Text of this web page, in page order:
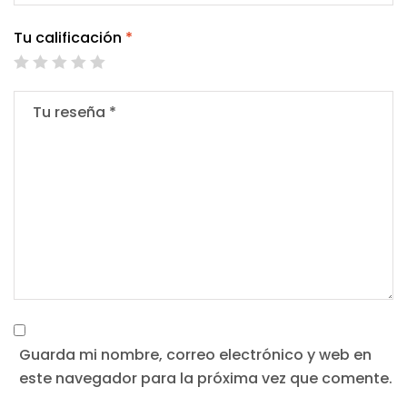
Tu calificación *
Guarda mi nombre, correo electrónico y web en
este navegador para la próxima vez que comente.